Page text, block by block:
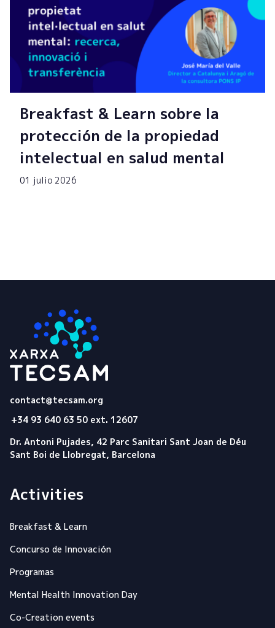
Breakfast & Learn sobre la
protección de la propiedad
intelectual en salud mental
01 julio 2026
contact@tecsam.org
+34 93 640 63 50 ext. 12607
Dr. Antoni Pujades, 42 Parc Sanitari Sant Joan de Déu
Sant Boi de Llobregat, Barcelona
Activities
Breakfast & Learn
Concurso de Innovación
Programas
Mental Health Innovation Day
Co-Creation events